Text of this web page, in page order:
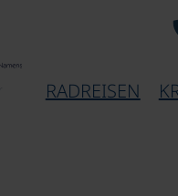
RADREISEN